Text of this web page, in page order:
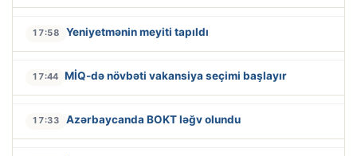
17:58 Yeniyetmənin meyiti tapıldı
17:44 MİQ-də növbəti vakansiya seçimi başlayır
17:33 Azərbaycanda BOKT ləğv olundu